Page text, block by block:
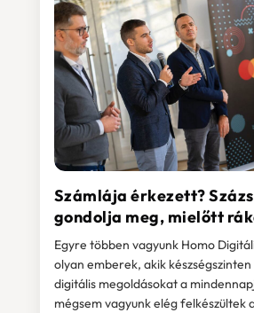
Számlája érkezett?
gondolja meg, mielőtt
Egyre többen vagyunk Homo
olyan emberek, akik készségszinten
digitális megoldásokat a
mégsem vagyunk elég felkészültek